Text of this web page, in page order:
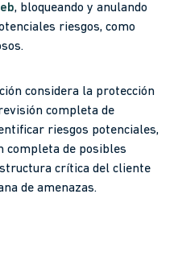
, bloqueando y anulando
riesgos, como
considera la protección
completa de
riesgos potenciales,
completa de posibles
crítica del cliente
de amenazas.